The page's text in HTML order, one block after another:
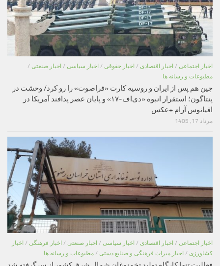
اخبار اجتماعی / اخبار اقتصادی / اخبار حقوقی / اخبار سیاسی / اخبار صنعتی /
مطبوعات و رسانه ها
چین هم پس از ایران و روسیه کارت «فراصوت» را رو کرد/ وحشت در
پنتاگون؛ استقرار انبوه «دی‌اف‑۱۷» و پایان عصر پدافند آمریکا در
اقیانوس آرام +عکس
مرداد 17, 1405
اخبار اجتماعی / اخبار اقتصادی / اخبار سیاسی / اخبار صنعتی / اخبار فرهنگی / اخبار
کشاورزی / اخبار میراث فرهنگی و صنایع دستی / مطبوعات و رسانه ها